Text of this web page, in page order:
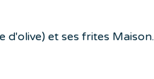
d'olive) et ses frites Maison.